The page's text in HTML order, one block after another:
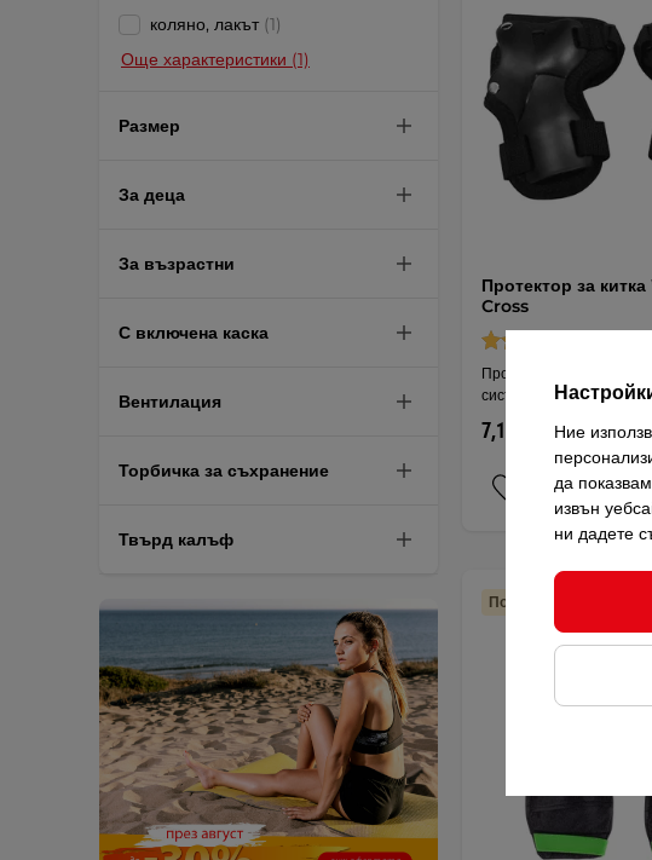
коляно, лакът (1)
Още характеристики (1)
Размер
За деца
За възрастни
С включена каска
Вентилация
Торбичка за съхранение
Твърд калъф
Протектор за
Cross
Протектор за китка с
система
7,15 € / 13,98 лв.
Подмяна на размер
Ние
да
извън
ни дадете